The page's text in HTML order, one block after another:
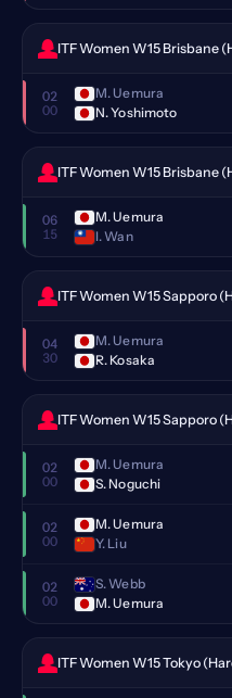
ITF Women W15 Brisbane
02
00
M. Uemura
N. Yoshimoto
ITF Women W15 Brisbane
06
15
M. Uemura
I. Wan
ITF Women W15 Sapporo
04
30
M. Uemura
R. Kosaka
ITF Women W15 Sapporo
02
00
M. Uemura
S. Noguchi
02
00
M. Uemura
Y. Liu
02
00
S. Webb
M. Uemura
ITF Women W15 Tokyo